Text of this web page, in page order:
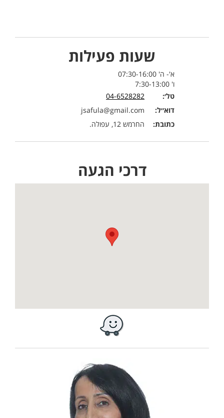
שעות פעילות
א'- ה' 07:30-16:00
ו' 7:30-13:00
טל׳:
04-6528282
דוא״ל:
jsafula@gmail.com
כתובת:
החרמש 12, עפולה.
דרכי הגעה